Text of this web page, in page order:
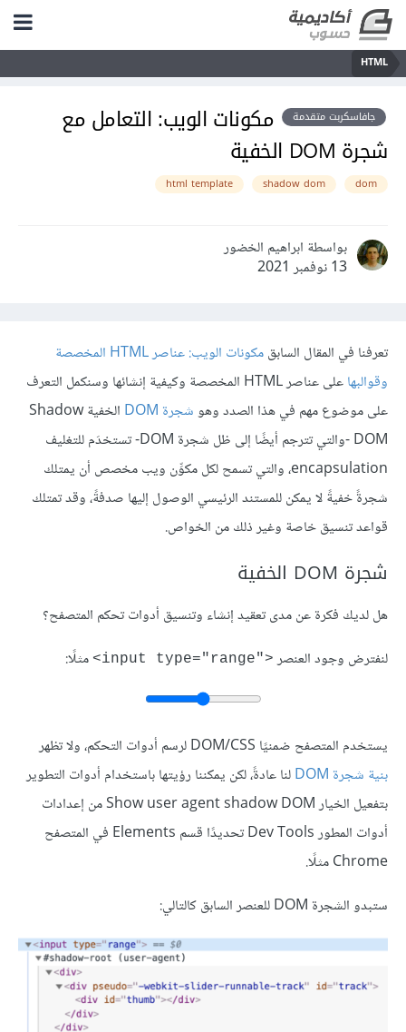
HTML
جافاسكربت متقدمة
مكونات الويب: التعامل مع
شجرة DOM الخفية
dom
shadow dom
html template
بواسطة ابراهيم الخضور
13 نوفمبر 2021
تعرفنا في المقال السابق
مكونات الويب: عناصر HTML المخصصة
وقوالبها
على عناصر HTML المخصصة وكيفية إنشائها وسنكمل التعرف
على موضوع مهم في هذا الصدد وهوشجرة DOM
الخفية Shadow
DOM -والتي تترجم أيضًا إلى ظل شجرة DOM- تستخدَم للتغليف
encapsulation، والتي تسمح لكل مكوِّن ويب مخصص أن يمتلك
شجرةً خفيةً لا يمكن للمستند الرئيسي الوصول إليها صدفةً، وقد تمتلك
قواعد تنسيق خاصة وغير ذلك من الخواص.
شجرة DOM الخفية
هل لديك فكرة عن مدى تعقيد إنشاء وتنسيق أدوات تحكم المتصفح؟
لنفترض وجود العنصر <"input type="range> مثلًا:
يستخدم المتصفح ضمنيًا DOM/CSS لرسم أدوات التحكم، ولا تظهر
بنية شجرة DOM
لنا عادةً، لكن يمكننا رؤيتها باستخدام أدوات التطوير
بتفعيل الخيار Show user agent shadow DOM من إعدادات
أدوات المطور Dev Tools تحديدًا قسم Elements في المتصفح
Chrome مثلًا.
ستبدو الشجرة DOM للعنصر السابق كالتالي: